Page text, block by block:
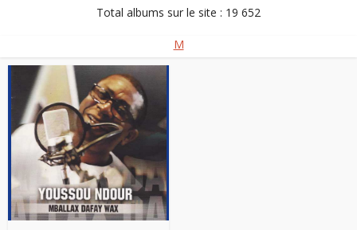
Total albums sur le site : 19 652
M